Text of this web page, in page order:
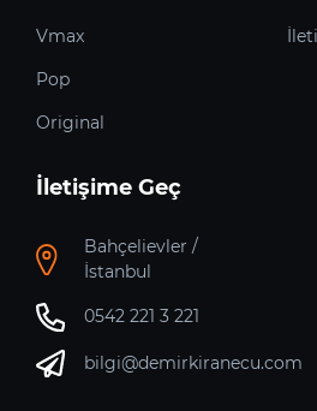
Vmax
Pop
Original
İletişime Geç
Bahçelievler /
İstanbul
0542 221 3 221
bilgi@demirkiranecu.com